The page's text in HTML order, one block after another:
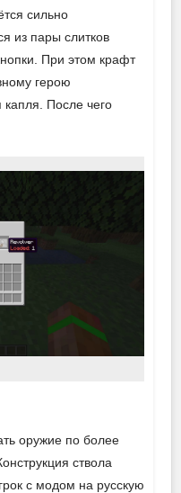
сильно
из пары слитков
При этом крафт
герою
После чего
оружие по более
ствола
с модом на русскую